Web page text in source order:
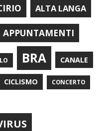
ALTA LANGA
APPUNTAMENTI
BRA CANALE
CICLISMO CONCERTO